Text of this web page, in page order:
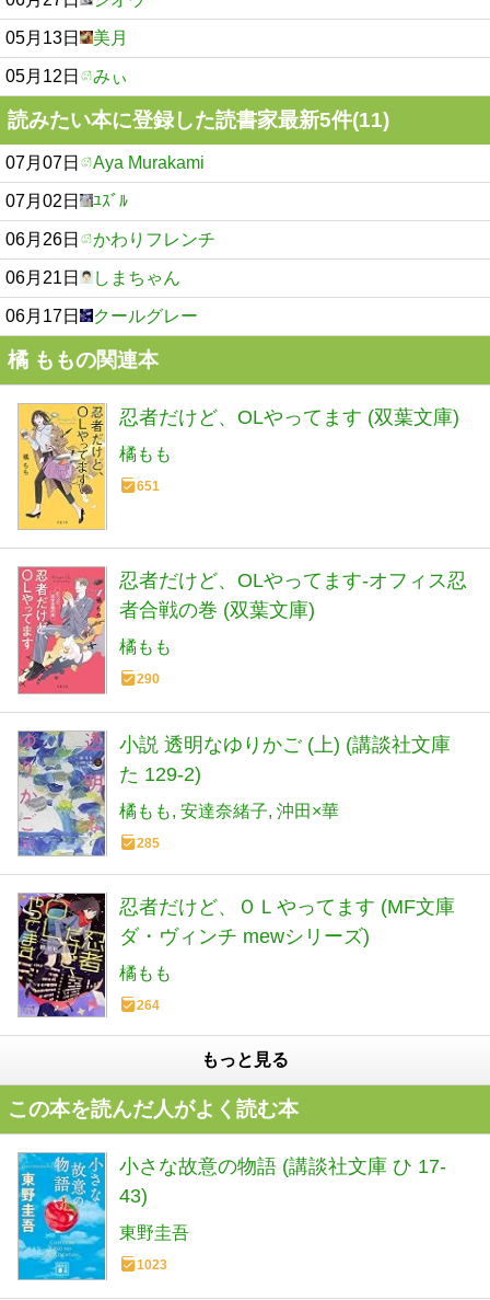
05月13日 美月
05月12日 みぃ
読みたい本に登録した読書家最新5件(11)
07月07日 Aya Murakami
07月02日 ﾕｽﾞﾙ
06月26日 かわりフレンチ
06月21日 しまちゃん
06月17日 クールグレー
橘 ももの関連本
忍者だけど、OLやってます (双葉文庫)
橘もも
651
忍者だけど、OLやってます-オフィス忍
者合戦の巻 (双葉文庫)
橘もも
290
小説 透明なゆりかご (上) (講談社文庫
た 129-2)
橘もも 安達奈緒子 沖田×華
285
忍者だけど、ＯＬやってます (MF文庫
ダ・ヴィンチ mewシリーズ)
橘もも
264
もっと見る
この本を読んだ人がよく読む本
小さな故意の物語 (講談社文庫 ひ 17-
43)
東野圭吾
1023